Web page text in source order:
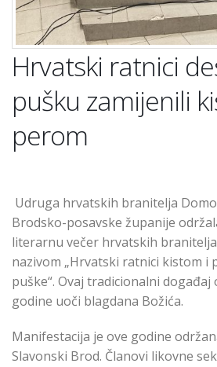
Hrvatski ratnici
pušku zamijenili
perom
Udruga hrvatskih branitelja
Brodsko-posavske županije
literarnu večer hrvatskih
nazivom „Hrvatski ratnici kistom i
puške“. Ovaj tradicionalni događaj
godine uoči blagdana Božića.
Manifestacija je ove godine
Slavonski Brod. Članovi likovne